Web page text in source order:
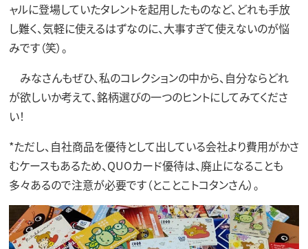
ャルに登場していたタレントを起用したものなど、どれも手放
し難く、気軽に使えるはずなのに、大事すぎて使えないのが悩
みです（笑）。
みなさんもぜひ、私のコレクションの中から、自分ならどれ
が欲しいか考えて、銘柄選びの一つのヒントにしてみてくださ
い！
*ただし、自社商品を優待として出している会社より費用がかさ
むケースもあるため、QUOカード優待は、廃止になることも
多々あるので注意が必要です（とことこトコタンさん）。